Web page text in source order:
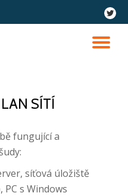
fa-
twitter
SÍTÍ
fungující a
síťová úložiště
PC s Windows